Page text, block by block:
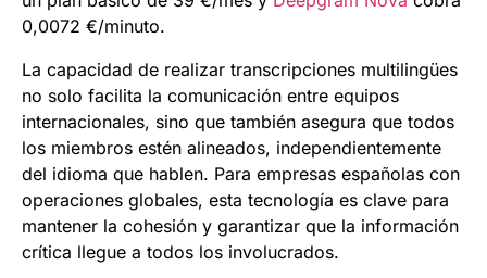
0,0072 €/minuto.
La capacidad de realizar transcripciones multilingües
no solo facilita la comunicación entre equipos
internacionales, sino que también asegura que todos
los miembros estén alineados, independientemente
del idioma que hablen. Para empresas españolas con
operaciones globales, esta tecnología es clave para
mantener la cohesión y garantizar que la información
crítica llegue a todos los involucrados.